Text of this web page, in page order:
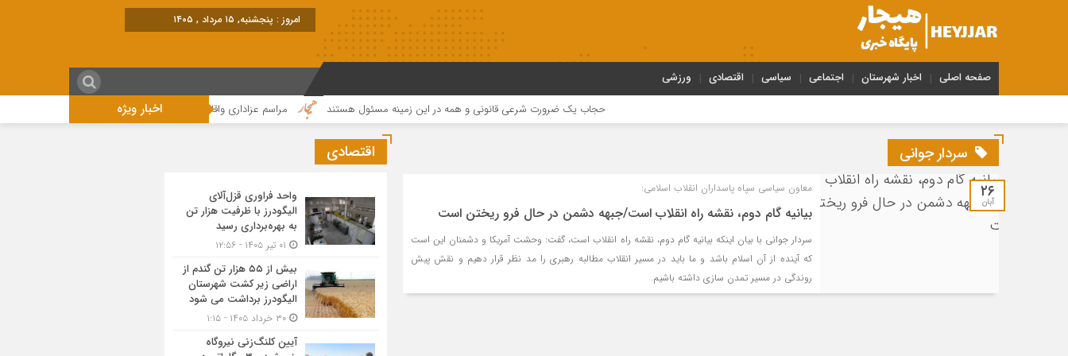
برابر با : Thursday
صفحه اصلی اخبار شهرستان اجتماعی سیاسی اقتصادی ورزشی
اخبار ویژه حجاب یک ضرورت شرعی قانونی و همه در این زمینه مسئول هستند مراسم عزاداری واقامه نماز در روز عاشورای حسینی در الیگودرز برگزار شد+تصویر
سردار جوانی
۲۶
آبان
معاون سیاسی سپاه پاسداران انقلاب اسلامی:
بیانیه گام دوم، نقشه راه انقلاب است/جبهه دشمن در حال فرو ریختن است
سردار جوانی با بیان اینکه بیانیه گام دوم، نقشه راه انقلاب است، گفت: وحشت آمریکا و دشمنان این است
که آینده از آن اسلام باشد و ما باید در مسیر انقلاب مطالبه رهبری را مد نظر قرار دهیم و نقش پیش
روندگی در مسیر تمدن سازی داشته باشیم.
اقتصادی
واحد فراوری قزل‌آلای
الیگودرز با ظرفیت هزار تن
به بهره‌برداری رسید
بیش از ۵۵ هزار تن گندم از
اراضی زیر کشت شهرستان
الیگودرز برداشت می شود
آیین کلنگ‌زنی نیروگاه